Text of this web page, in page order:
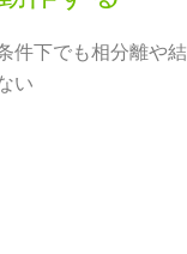
件下でも相分離や結
い